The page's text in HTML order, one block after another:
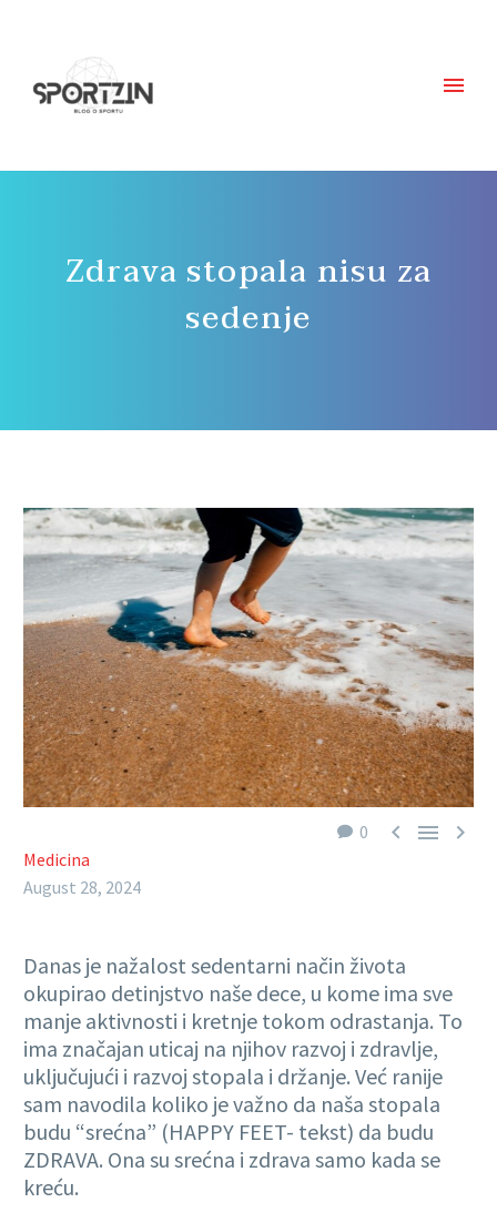
Zdrava stopala nisu za
sedenje
0   
Medicina
August 28, 2024
Danas je nažalost sedentarni način života
okupirao detinjstvo naše dece, u kome ima sve
manje aktivnosti i kretnje tokom odrastanja. To
ima značajan uticaj na njihov razvoj i zdravlje,
uključujući i razvoj stopala i držanje. Već ranije
sam navodila koliko je važno da naša stopala
budu “srećna” (HAPPY FEET- tekst) da budu
ZDRAVA. Ona su srećna i zdrava samo kada se
kreću.